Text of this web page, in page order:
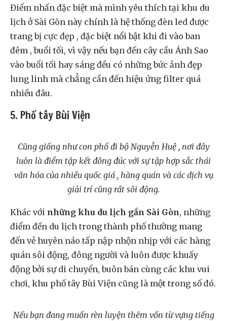
Điểm nhấn đặc biệt mà mình yêu thích tại khu du
lịch ở Sài Gòn này chính là hệ thống đèn led được
trang bị cực đẹp , đặc biệt nổi bật khi đi vào ban
đêm , buổi tối, vì vậy nếu bạn đến cây cầu Ánh Sao
vào buổi tối hay sáng đều có những bức ảnh đẹp
lung linh mà chẳng cần đến hiệu ứng filter quá
nhiều đâu.
5. Phố tây Bùi Viện
Cũng giống như con phố đi bộ Nguyễn Huệ , nơi đây
luôn là điểm tập kết đông đúc với sự tập hợp sắc thái
văn hóa của nhiều quốc giá , hàng quán và các dịch vụ
giải trí cũng rất sôi động.
Khác với những khu du lịch gần Sài Gòn, những
điểm đến du lịch trong thành phố thường mang
đến vẻ huyên náo tấp nập nhộn nhịp với các hàng
quán sôi động, đông người và luôn được khuấy
động bởi sự di chuyển, buôn bán cùng các khu vui
chơi, khu phố tây Bùi Viện cũng là một trong số đó.
Nếu bạn đang muốn rèn luyện thêm vốn từ vựng tiếng